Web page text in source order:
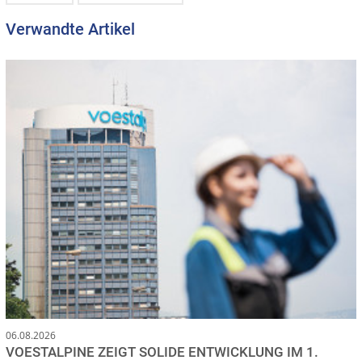
Verwandte Artikel
06.08.2026
VOESTALPINE ZEIGT SOLIDE ENTWICKLUNG IM 1.